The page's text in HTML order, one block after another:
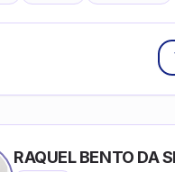
RAQUEL BENTO DA